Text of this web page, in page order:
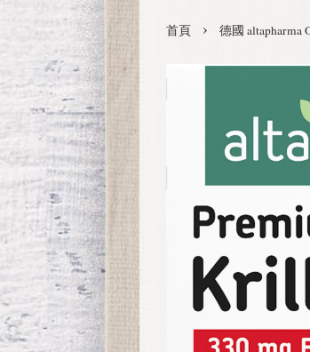
首頁 › 德國 altapharma